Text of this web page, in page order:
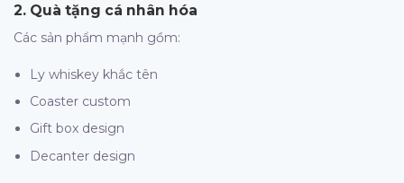
2. Quà tặng cá nhân hóa
Các sản phẩm mạnh gồm:
Ly whiskey khắc tên
Coaster custom
Gift box design
Decanter design